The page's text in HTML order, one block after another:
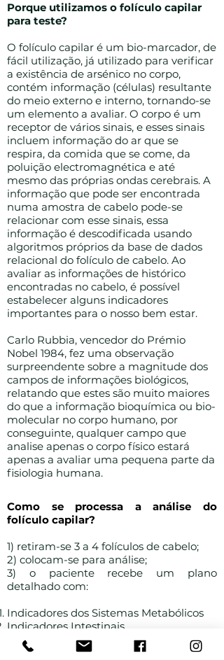
Porque utilizamos o folículo capilar
para teste?
O folículo capilar é um bio-marcador, de
fácil utilização, já utilizado para verificar
a existência de arsénico no corpo,
contém informação (células) resultante
do meio externo e interno, tornando-se
um elemento a avaliar. O corpo é um
receptor de vários sinais, e esses sinais
incluem informação do ar que se
respira, da comida que se come, da
poluição electromagnética e até
mesmo das próprias ondas cerebrais. A
informação que pode ser encontrada
numa amostra de cabelo pode-se
relacionar com esse sinais, essa
informação é descodificada usando
algoritmos próprios da base de dados
relacional do folículo de cabelo. Ao
avaliar as informações de histórico
encontradas no cabelo, é possível
estabelecer alguns indicadores
importantes para o nosso bem estar.
Carlo Rubbia, vencedor do Prémio
Nobel 1984, fez uma observação
surpreendente sobre a magnitude dos
campos de informações biológicos,
relatando que estes são muito maiores
do que a informação bioquímica ou bio-
molecular no corpo humano, por
conseguinte, qualquer campo que
analise apenas o corpo físico estará
apenas a avaliar uma pequena parte da
fisiologia humana.
Como se processa a análise do
folículo capilar?
1) retiram-se 3 a 4 folículos de cabelo;
2) colocam-se para análise;
3) o paciente recebe um plano
detalhado com:
Indicadores dos Sistemas Metabólicos
Indicadores Intestinais
Indicadores Circulatórios
Indicadores de Poluição